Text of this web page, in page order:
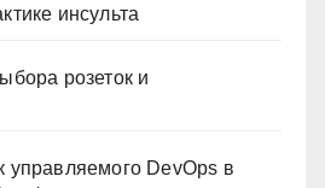
инсульта
розеток и
управляемого DevOps в